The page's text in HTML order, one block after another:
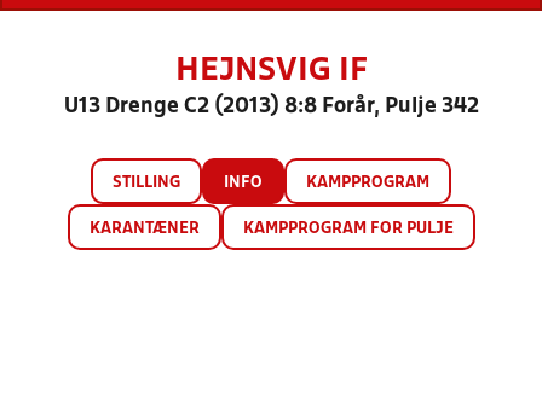
HEJNSVIG IF
U13 Drenge C2 (2013) 8:8 Forår, Pulje 342
STILLING INFO KAMPPROGRAM
KARANTÆNER KAMPPROGRAM FOR PULJE